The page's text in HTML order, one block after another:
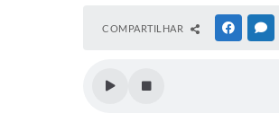
COMPARTILHAR